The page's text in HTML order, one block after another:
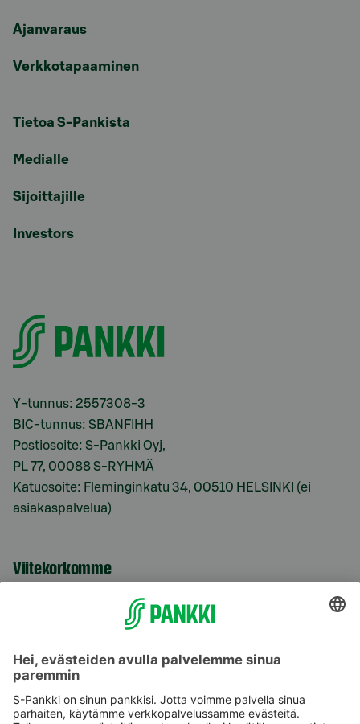
Ajanvaraus
Verkkotapaaminen
Tietoa S-Pankista
Medialle
Sijoittajille
Investors
Y-tunnus: 2557308-3
BIC-tunnus: SBANFIHH
Postiosoite: S-Pankki Oyj,
PL 77, 00088 S-RYHMÄ
Katuosoite: Fleminginkatu 34, 00510 HELSINKI (ei
asiakaspalvelua)
Viitekorkomme